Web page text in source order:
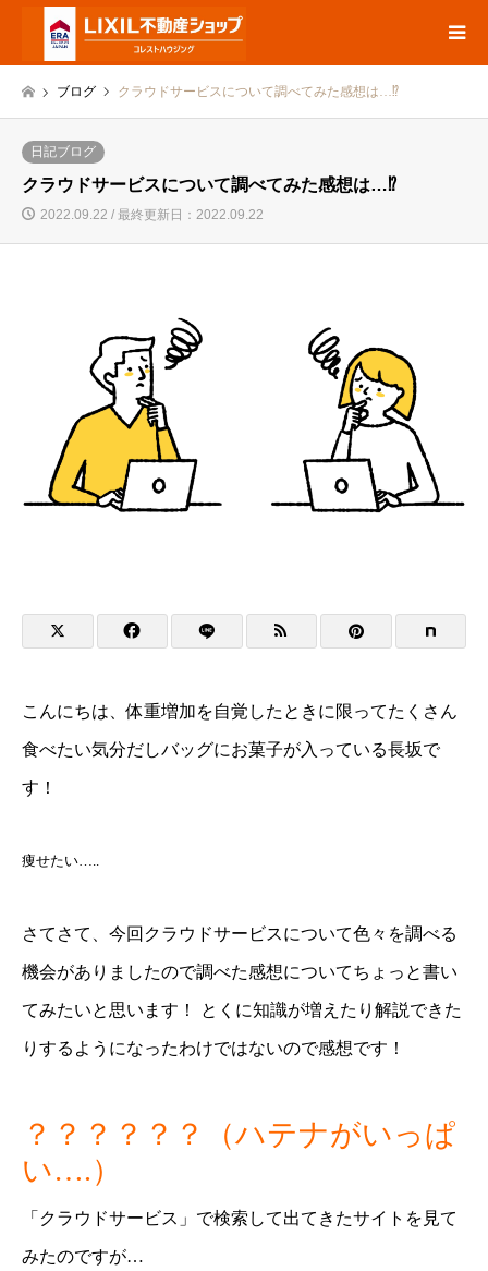
ブログ クラウドサービスについて調べてみた感想は…⁉
日記ブログ
クラウドサービスについて調べてみた感想は…⁉
2022.09.22 / 最終更新日：2022.09.22
こんにちは、体重増加を自覚したときに限ってたくさん
食べたい気分だしバッグにお菓子が入っている長坂で
す！
痩せたい…..
さてさて、今回クラウドサービスについて色々を調べる
機会がありましたので調べた感想についてちょっと書い
てみたいと思います！ とくに知識が増えたり解説できた
りするようになったわけではないので感想です！
？？？？？？（ハテナがいっぱ
い….）
「クラウドサービス」で検索して出てきたサイトを見て
みたのですが…